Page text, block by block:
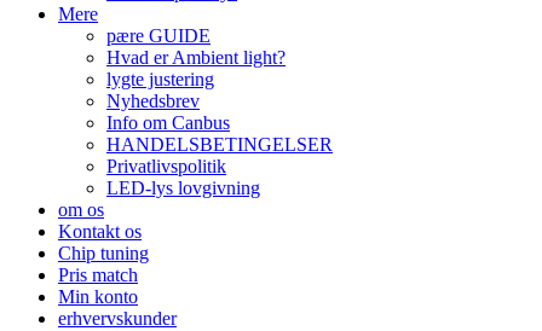
Mere
pære GUIDE
Hvad er Ambient light?
lygte justering
Nyhedsbrev
Info om Canbus
HANDELSBETINGELSER
Privatlivspolitik
LED-lys lovgivning
om os
Kontakt os
Chip tuning
Pris match
Min konto
erhvervskunder